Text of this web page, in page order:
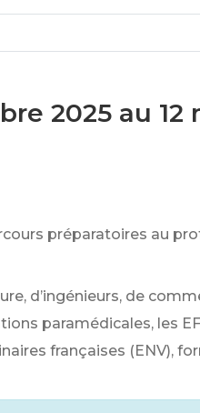
2025 au 12
préparatoires au
d’ingénieurs, de
paramédicales, les
françaises (ENV),